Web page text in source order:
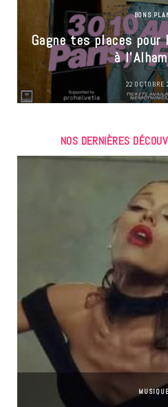
BONS
Gagne tes places pour
à
22 OCTOBRE
NOS DERNIÈRES